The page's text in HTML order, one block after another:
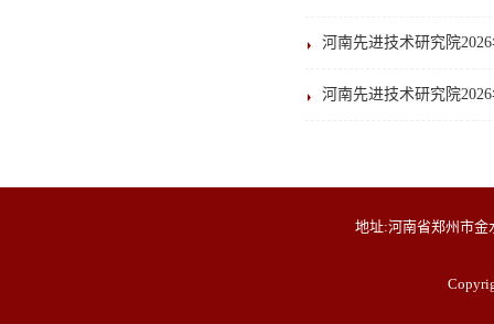
河南先进技术研究院
河南先进技术研究院
地址:河南省郑州市金